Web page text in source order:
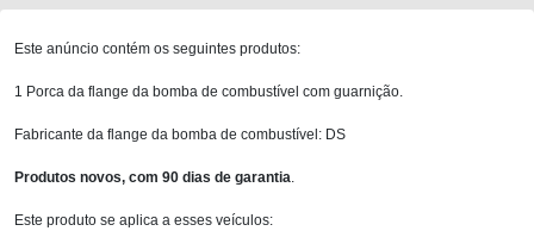
Este anúncio contém os seguintes produtos:
1 Porca da flange da bomba de combustível com guarnição.
Fabricante da flange da bomba de combustível: DS
Produtos novos, com 90 dias de garantia
Este produto se aplica a esses veículos: